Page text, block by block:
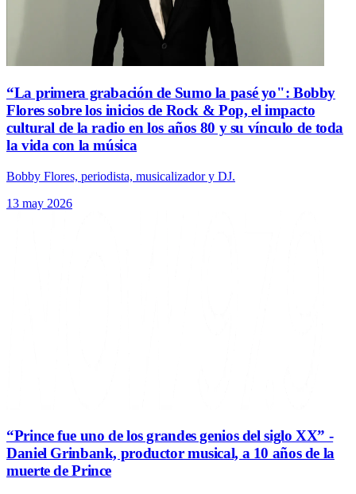
“La primera grabación de Sumo la pasé yo": Bobby
Flores sobre los inicios de Rock & Pop, el impacto
cultural de la radio en los años 80 y su vínculo de toda
la vida con la música
Bobby Flores, periodista, musicalizador y DJ.
13 may 2026
“Prince fue uno de los grandes genios del siglo XX” -
Daniel Grinbank, productor musical, a 10 años de la
muerte de Prince